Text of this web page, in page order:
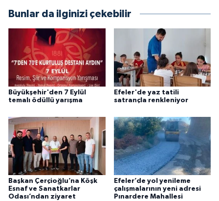
Bunlar da ilginizi çekebilir
Büyükşehir'den 7 Eylül
temalı ödüllü yarışma
Efeler'de yaz tatili
satrançla renkleniyor
Başkan Çerçioğlu’na Köşk
Esnaf ve Sanatkarlar
Odası’ndan ziyaret
Efeler’de yol yenileme
çalışmalarının yeni adresi
Pınardere Mahallesi